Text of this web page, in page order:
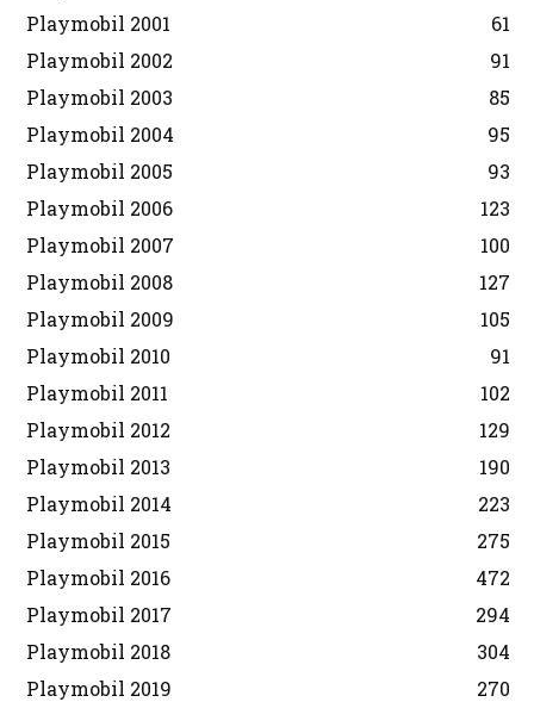
Playmobil 2001
61
Playmobil 2002
91
Playmobil 2003
85
Playmobil 2004
95
Playmobil 2005
93
Playmobil 2006
123
Playmobil 2007
100
Playmobil 2008
127
Playmobil 2009
105
Playmobil 2010
91
Playmobil 2011
102
Playmobil 2012
129
Playmobil 2013
190
Playmobil 2014
223
Playmobil 2015
275
Playmobil 2016
472
Playmobil 2017
294
Playmobil 2018
304
Playmobil 2019
270